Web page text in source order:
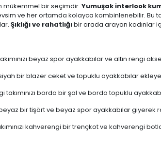
mükemmel bir seçimdir.Yumuşak interlook
ve her ortamda kolayca kombinlenebilir. Bu
Şıklığı ve rahatlığıbir arada arayan kadınlar
beyaz spor ayakkabılar ve altın rengi
siyah bir blazer ceket ve topuklu ayakkabılar
takımınızı bordo bir şal ve bordo topuklu
beyaz bir tişört ve beyaz spor ayakkabılar
kahverengi bir trençkot ve kahverengi